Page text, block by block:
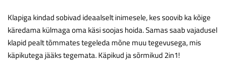
Klapiga kindad sobivad ideaalselt inimesele, kes soovib ka kõige
käredama külmaga oma käsi soojas hoida. Samas saab vajadusel
klapid pealt tõmmates tegeleda mõne muu tegevusega, mis
käpikutega jääks tegemata. Käpikud ja sõrmikud 2in1!